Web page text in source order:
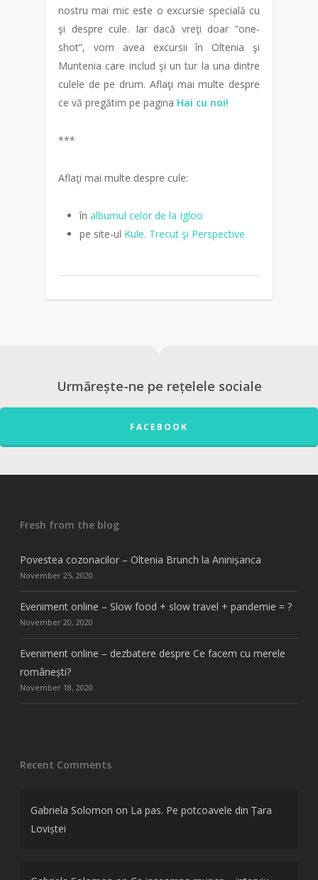
nostru mai mic este o excursie specială cu
şi despre cule. Iar dacă vreţi doar “one-
shot”, vom avea excursii în Oltenia şi
Muntenia care includ şi un tur la una dintre
culele de pe drum. Aflaţi mai multe despre
ce vă pregătim pe pagina Hai cu noi!
***
Aflaţi mai multe despre cule:
în albumul celor de la Igloo
pe site-ul Kule. Trecut şi Perspective
Urmărește-ne pe rețelele sociale
FACEBOOK
Fresh from the blog
Povestea cozonacilor – Oltenia Brunch la Aninișanca
November 25, 2020
Eveniment online – Slow food + slow travel + pandemie = ?
November 20, 2020
Eveniment online – dezbatere despre Ce facem cu merele
românești?
November 18, 2020
Recent Comments
Gabriela Solomon on La pas. Pe potcoavele din Țara
Loviștei